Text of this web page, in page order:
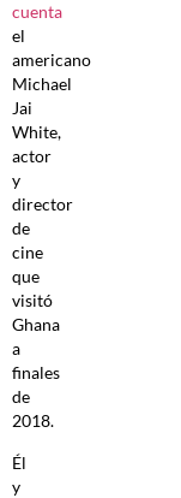
cuenta
el
americano
Michael
Jai
White,
actor
y
director
de
cine
que
visitó
Ghana
a
finales
de
2018.
Él
y